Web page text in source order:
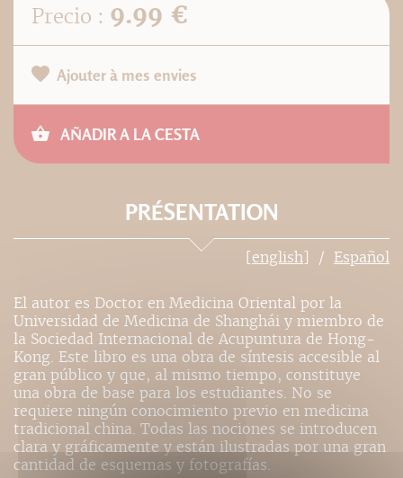
Precio : 9.99 €
Ajouter à mes envies
AÑADIR A LA CESTA
PRÉSENTATION
[english] Español
El autor es Doctor en Medicina Oriental por la
Universidad de Medicina de Shanghái y miembro de
la Sociedad Internacional de Acupuntura de Hong-
Kong. Este libro es una obra de síntesis accesible al
gran público y que, al mismo tiempo, constituye
una obra de base para los estudiantes. No se
requiere ningún conocimiento previo en medicina
tradicional china. Todas las nociones se introducen
clara y gráficamente y están ilustradas por una gran
cantidad de esquemas y fotografías.